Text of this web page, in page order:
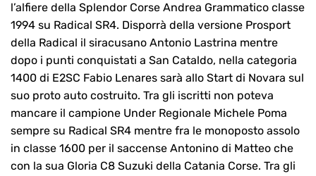
l’alfiere della Splendor Corse Andrea Grammatico classe
1994 su Radical SR4. Disporrà della versione Prosport
della Radical il siracusano Antonio Lastrina mentre
dopo i punti conquistati a San Cataldo, nella categoria
1400 di E2SC Fabio Lenares sarà allo Start di Novara sul
suo proto auto costruito. Tra gli iscritti non poteva
mancare il campione Under Regionale Michele Poma
sempre su Radical SR4 mentre fra le monoposto assolo
in classe 1600 per il saccense Antonino di Matteo che
con la sua Gloria C8 Suzuki della Catania Corse. Tra gli